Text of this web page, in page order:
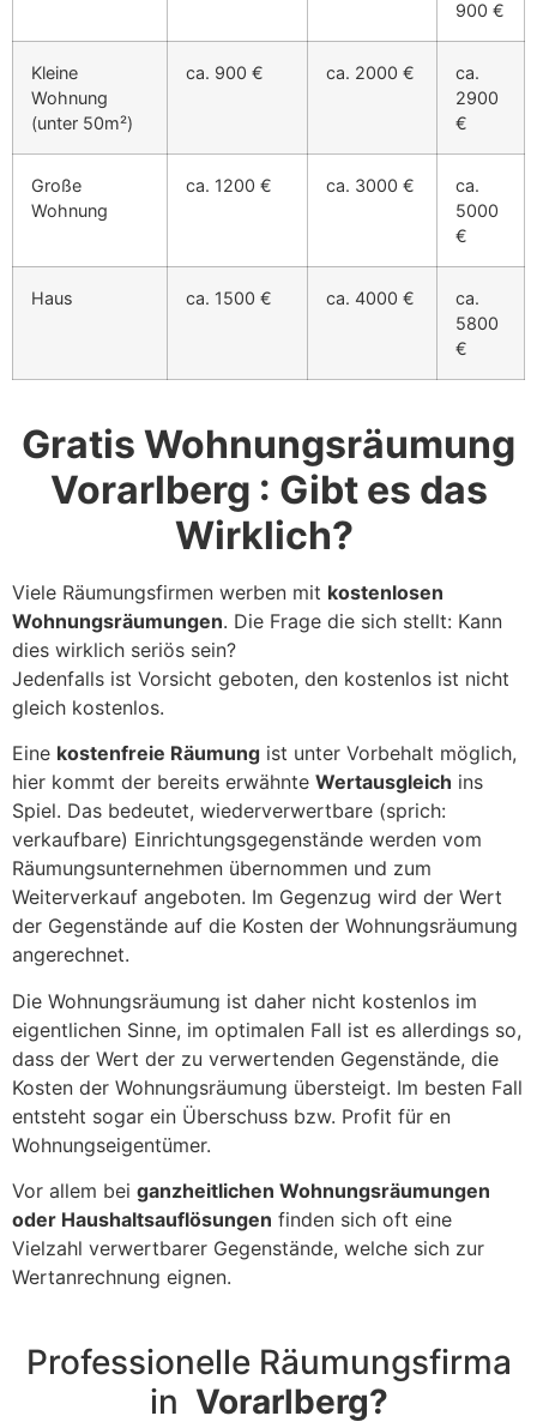
900 €
Kleine
Wohnung
(unter 50m²)
ca. 900 € ca. 2000 €
ca.
2900
€
Große
Wohnung
ca. 1200 € ca. 3000 €
ca.
5000
€
Haus ca. 1500 € ca. 4000 €
ca.
5800
€
Gratis Wohnungsräumung
Vorarlberg : Gibt es das
Wirklich?
Viele Räumungsfirmen werben mit kostenlosen
Wohnungsräumungen. Die Frage die sich stellt: Kann
dies wirklich seriös sein?
Jedenfalls ist Vorsicht geboten, den kostenlos ist nicht
gleich kostenlos.
Eine kostenfreie Räumung ist unter Vorbehalt möglich,
hier kommt der bereits erwähnte Wertausgleich ins
Spiel. Das bedeutet, wiederverwertbare (sprich:
verkaufbare) Einrichtungsgegenstände werden vom
Räumungsunternehmen übernommen und zum
Weiterverkauf angeboten. Im Gegenzug wird der Wert
der Gegenstände auf die Kosten der Wohnungsräumung
angerechnet.
Die Wohnungsräumung ist daher nicht kostenlos im
eigentlichen Sinne, im optimalen Fall ist es allerdings so,
dass der Wert der zu verwertenden Gegenstände, die
Kosten der Wohnungsräumung übersteigt. Im besten Fall
entsteht sogar ein Überschuss bzw. Profit für en
Wohnungseigentümer.
Vor allem bei ganzheitlichen Wohnungsräumungen
oder Haushaltsauflösungen finden sich oft eine
Vielzahl verwertbarer Gegenstände, welche sich zur
Wertanrechnung eignen.
Professionelle Räumungsfirma
in Vorarlberg?